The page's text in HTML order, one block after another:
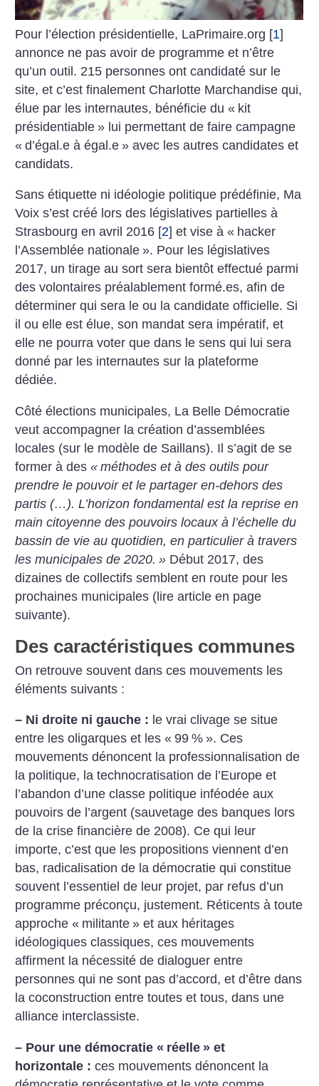
Pour l’élection présidentielle, LaPrimaire.org [1]
annonce ne pas avoir de programme et n’être
qu’un outil. 215 personnes ont candidaté sur le
site, et c’est finalement Charlotte Marchandise qui,
élue par les internautes, bénéficie du « kit
présidentiable » lui permettant de faire campagne
« d’égal.e à égal.e » avec les autres candidates et
candidats.
Sans étiquette ni idéologie politique prédéfinie, Ma
Voix s’est créé lors des législatives partielles à
Strasbourg en avril 2016 [2] et vise à « hacker
l’Assemblée nationale ». Pour les législatives
2017, un tirage au sort sera bientôt effectué parmi
des volontaires préalablement formé.es, afin de
déterminer qui sera le ou la candidate officielle. Si
il ou elle est élue, son mandat sera impératif, et
elle ne pourra voter que dans le sens qui lui sera
donné par les internautes sur la plateforme
dédiée.
Côté élections municipales, La Belle Démocratie
veut accompagner la création d’assemblées
locales (sur le modèle de Saillans). Il s’agit de se
former à des« méthodes et à des outils pour
prendre le pouvoir et le partager en-dehors des
partis (…). L’horizon fondamental est la reprise en
main citoyenne des pouvoirs locaux à l’échelle du
bassin de vie au quotidien, en particulier à travers
les municipales de 2020. » Début 2017, des
dizaines de collectifs semblent en route pour les
prochaines municipales (lire article en page
suivante).
Des caractéristiques communes
On retrouve souvent dans ces mouvements les
éléments suivants :
– Ni droite ni gauche : le vrai clivage se situe
entre les oligarques et les « 99 % ». Ces
mouvements dénoncent la professionnalisation de
la politique, la technocratisation de l’Europe et
l’abandon d’une classe politique inféodée aux
pouvoirs de l’argent (sauvetage des banques lors
de la crise financière de 2008). Ce qui leur
importe, c’est que les propositions viennent d’en
bas, radicalisation de la démocratie qui constitue
souvent l’essentiel de leur projet, par refus d’un
programme préconçu, justement. Réticents à toute
approche « militante » et aux héritages
idéologiques classiques, ces mouvements
affirment la nécessité de dialoguer entre
personnes qui ne sont pas d’accord, et d’être dans
la coconstruction entre toutes et tous, dans une
alliance interclassiste.
– Pour une démocratie « réelle » et
horizontale :ces mouvements dénoncent la